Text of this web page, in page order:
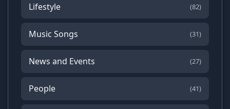
Lifestyle (82)
Music Songs (31)
News and Events (27)
People (41)